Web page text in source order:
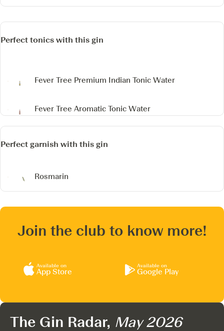
Perfect tonics with this gin
Fever Tree Premium Indian Tonic Water
Fever Tree Aromatic Tonic Water
Perfect garnish with this gin
Rosmarin
Join the club to know more!
Available on
App Store
Available on
Google Play
The Gin Radar, May 2026